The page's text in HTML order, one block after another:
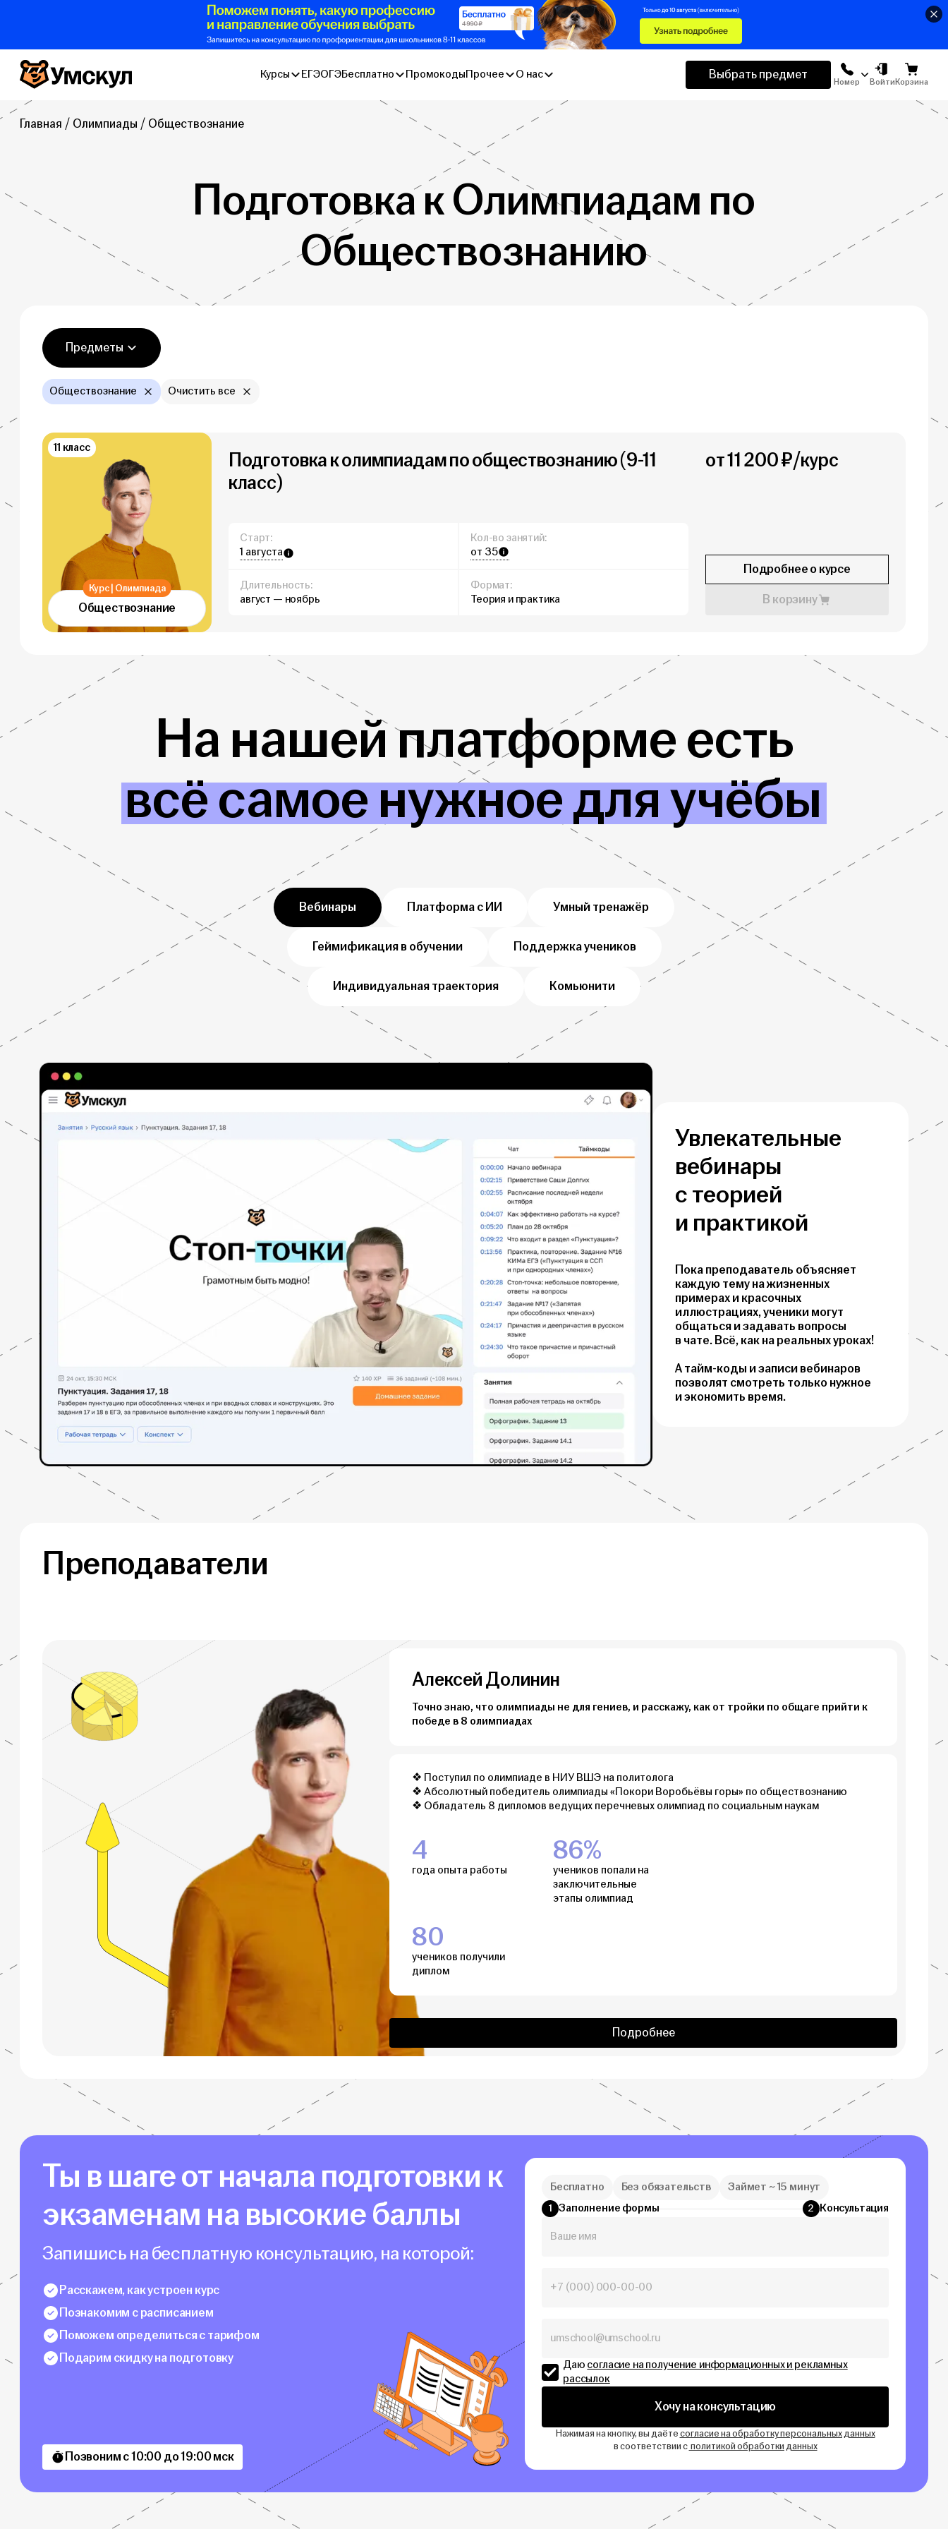
Умскул
Курсы ЕГЭОГЭБесплатно ПромокодыПрочее О нас Выбрать предмет
Номер ВойтиКорзина
Главная Олимпиады Обществознание
Подготовка к Олимпиадам по
Обществознанию
Фильтры
Предметы
Обществознание Очистить все
Обществознание
Курс | Олимпиада
11 класс
Подготовка к олимпиадам по обществознанию (9-11
класс)
Старт:
1 августа
Кол-во занятий:
от 35
Длительность:
август — ноябрь
Формат:
Теория и практика
от 11 200 ₽/курс
Подробнее о курсе
В корзину
На нашей платформе есть
всё самое нужное для учёбы
Вебинары Платформа с ИИ Умный тренажёр
Геймификация в обучении Поддержка учеников
Индивидуальная траектория Комьюнити
Увлекательные
вебинары
с теорией
и практикой
Пока преподаватель объясняет
каждую тему на жизненных
примерах и красочных
иллюстрациях, ученики могут
общаться и задавать вопросы
в чате. Всё, как на реальных уроках!
А тайм-коды и записи вебинаров
позволят смотреть только нужное
и экономить время.
Преподаватели
Алексей Долинин
Точно знаю, что олимпиады не для гениев, и расскажу, как от тройки по общаге прийти к
победе в 8 олимпиадах
❖ Поступил по олимпиаде в НИУ ВШЭ на политолога
❖ Абсолютный победитель олимпиады «Покори Воробьёвы горы» по обществознанию
❖ Обладатель 8 дипломов ведущих перечневых олимпиад по социальным наукам
4
года опыта работы
86%
учеников попали на
заключительные
этапы олимпиад
80
учеников получили
диплом
Подробнее
Ты в шаге от начала подготовки к
экзаменам на высокие баллы
Запишись на бесплатную консультацию, на которой:
Расскажем, как устроен курс
Познакомим с расписанием
Поможем определиться с тарифом
Подарим скидку на подготовку
Бесплатно Без обязательств Займет ~ 15 минут
1 Заполнение формы 2 Консультация
Даю согласие на получение информационных и рекламных
рассылок
Хочу на консультацию
Нажимая на кнопку, вы даётесогласие на обработку персональных данных
в соответствии с политикой обработки данных
Позвоним с 10:00 до 19:00 мск